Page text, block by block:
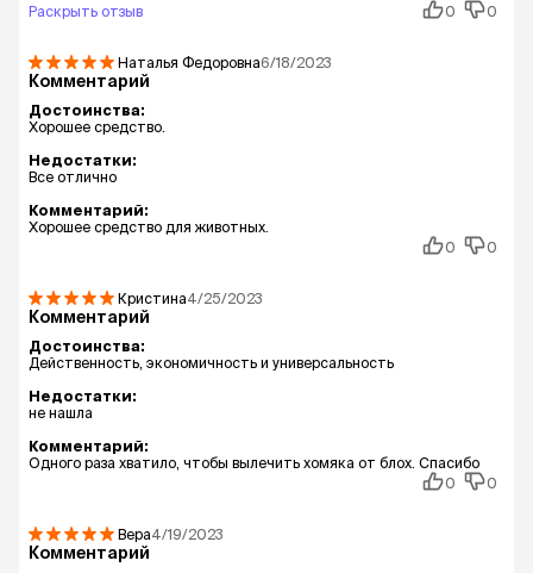
Раскрыть отзыв
0 0
Наталья Федоровна6/18/2023
Комментарий
Достоинства:
Хорошее средство.
Недостатки:
Все отлично
Комментарий:
Хорошее средство для животных.
0
0
Кристина4/25/2023
Комментарий
Достоинства:
Действенность, экономичность и универсальность
Недостатки:
не нашла
Комментарий:
Одного раза хватило, чтобы вылечить хомяка от блох. Спасибо
0
0
Вера4/19/2023
Комментарий